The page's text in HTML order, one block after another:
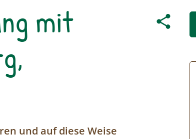
mit
und auf diese Weise